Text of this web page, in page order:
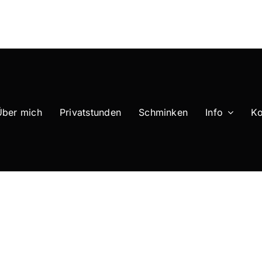
mich Privatstunden Schminken Info